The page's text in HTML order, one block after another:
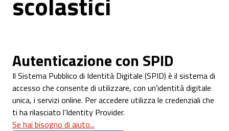
Autenticazione con SPID
Il Sistema Pubblico di Identità Digitale (SPID) è il sistema di
accesso che consente di utilizzare, con un'identità digitale
unica, i servizi online. Per accedere utilizza le credenziali che
ti ha rilasciato l’Identity Provider.
Se hai bisogno di aiuto...